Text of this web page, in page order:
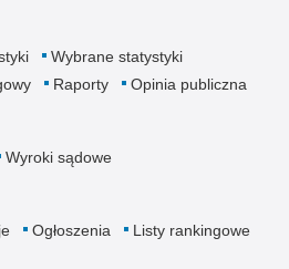
Wybrane statystyki
Raporty Opinia publiczna
Wyroki sądowe
Ogłoszenia
Listy rankingowe